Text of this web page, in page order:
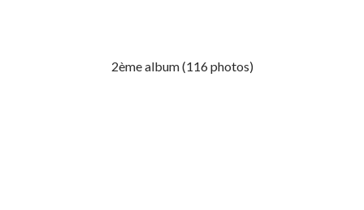
2ème album (116 photos)